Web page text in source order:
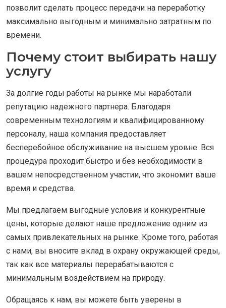
позволит сделать процесс передачи на переработку
максимально выгодным и минимально затратным по
времени.
Почему стоит выбирать нашу
услугу
За долгие годы работы на рынке мы наработали
репутацию надежного партнера. Благодаря
современным технологиям и квалифицированному
персоналу, наша компания предоставляет
бесперебойное обслуживание на высшем уровне. Вся
процедура проходит быстро и без необходимости в
вашем непосредственном участии, что экономит ваше
время и средства.
Мы предлагаем выгодные условия и конкурентные
цены, которые делают наше предложение одним из
самых привлекательных на рынке. Кроме того, работая
с нами, вы вносите вклад в охрану окружающей среды,
так как все материалы перерабатываются с
минимальным воздействием на природу.
Обращаясь к нам, вы можете быть уверены в